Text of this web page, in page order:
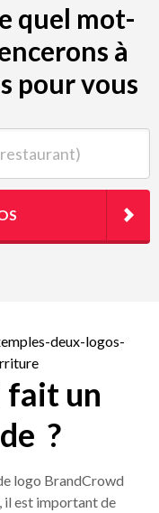
quel mot-
à
pour vous
fait un
?
logo BrandCrowd
il est important de